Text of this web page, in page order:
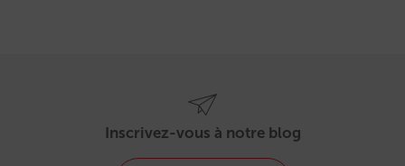
Inscrivez-vous à notre blog